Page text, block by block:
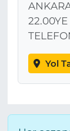
22.00YE
Yol